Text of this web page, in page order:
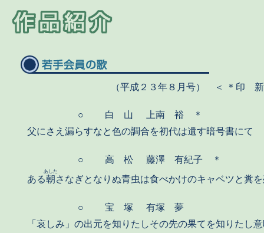
（平成２３年８月号） ＜ ＊印
○ 白 山
上南 裕 ＊
父にさえ漏らすなと色の調合を初代は遺す暗号書にて
○ 高 松
藤澤 有紀子 ＊
ある朝
あした
さなぎとなりぬ青虫は食べかけのキャベツと糞
○ 宝 塚
有塚 夢
「哀しみ」の出元を知りたしその先の果てを知りたし